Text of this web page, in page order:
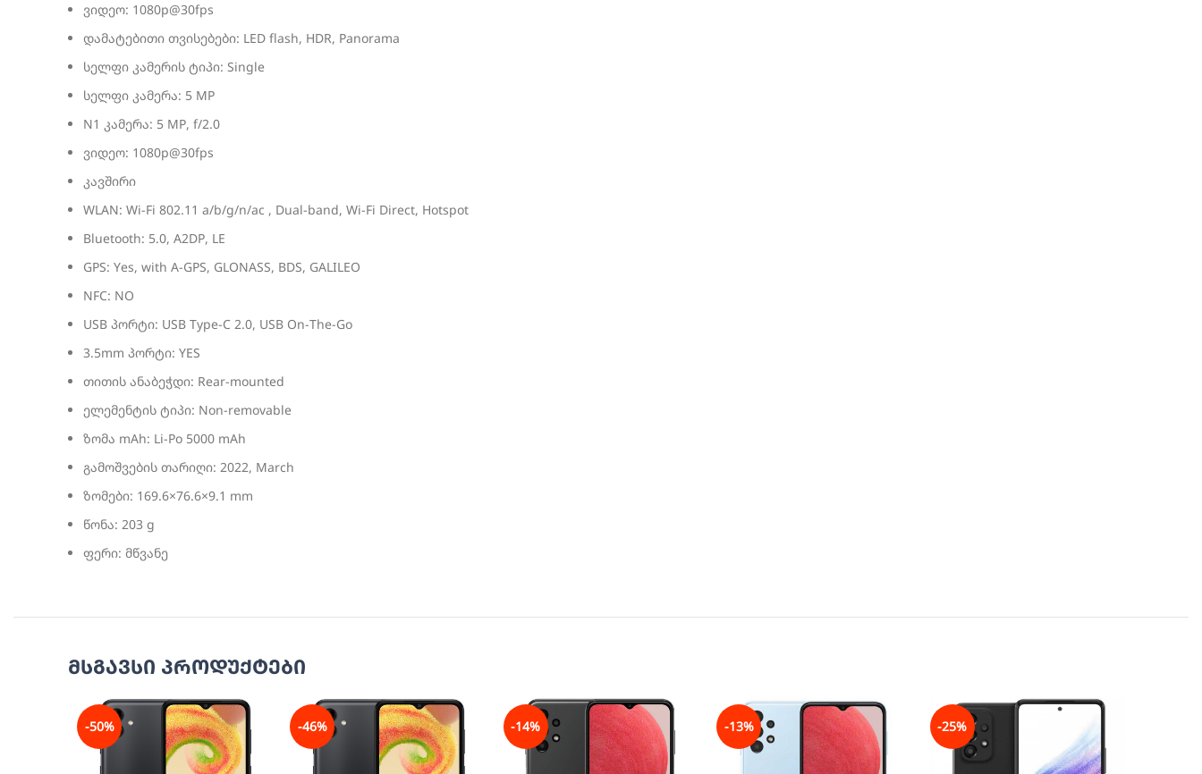
ვიდეო: 1080p@30fps
დამატებითი თვისებები: LED flash, HDR, Panorama
სელფი კამერის ტიპი: Single
სელფი კამერა: 5 MP
N1 კამერა: 5 MP, f/2.0
ვიდეო: 1080p@30fps
კავშირი
WLAN: Wi-Fi 802.11 a/b/g/n/ac , Dual-band, Wi-Fi Direct, Hotspot
Bluetooth: 5.0, A2DP, LE
GPS: Yes, with A-GPS, GLONASS, BDS, GALILEO
NFC: NO
USB პორტი: USB Type-C 2.0, USB On-The-Go
3.5mm პორტი: YES
თითის ანაბეჭდი: Rear-mounted
ელემენტის ტიპი: Non-removable
ზომა mAh: Li-Po 5000 mAh
გამოშვების თარიღი: 2022, March
ზომები: 169.6×76.6×9.1 mm
წონა: 203 g
ფერი: მწვანე
მსგავსი პროდუქტები
-50% -46% -14% -13% -25%